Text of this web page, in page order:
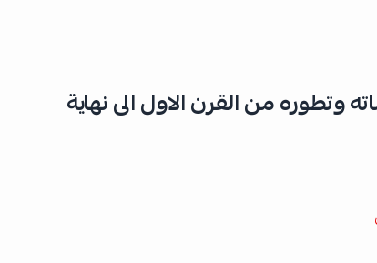
وتطوره من القرن الاول الى نهاية